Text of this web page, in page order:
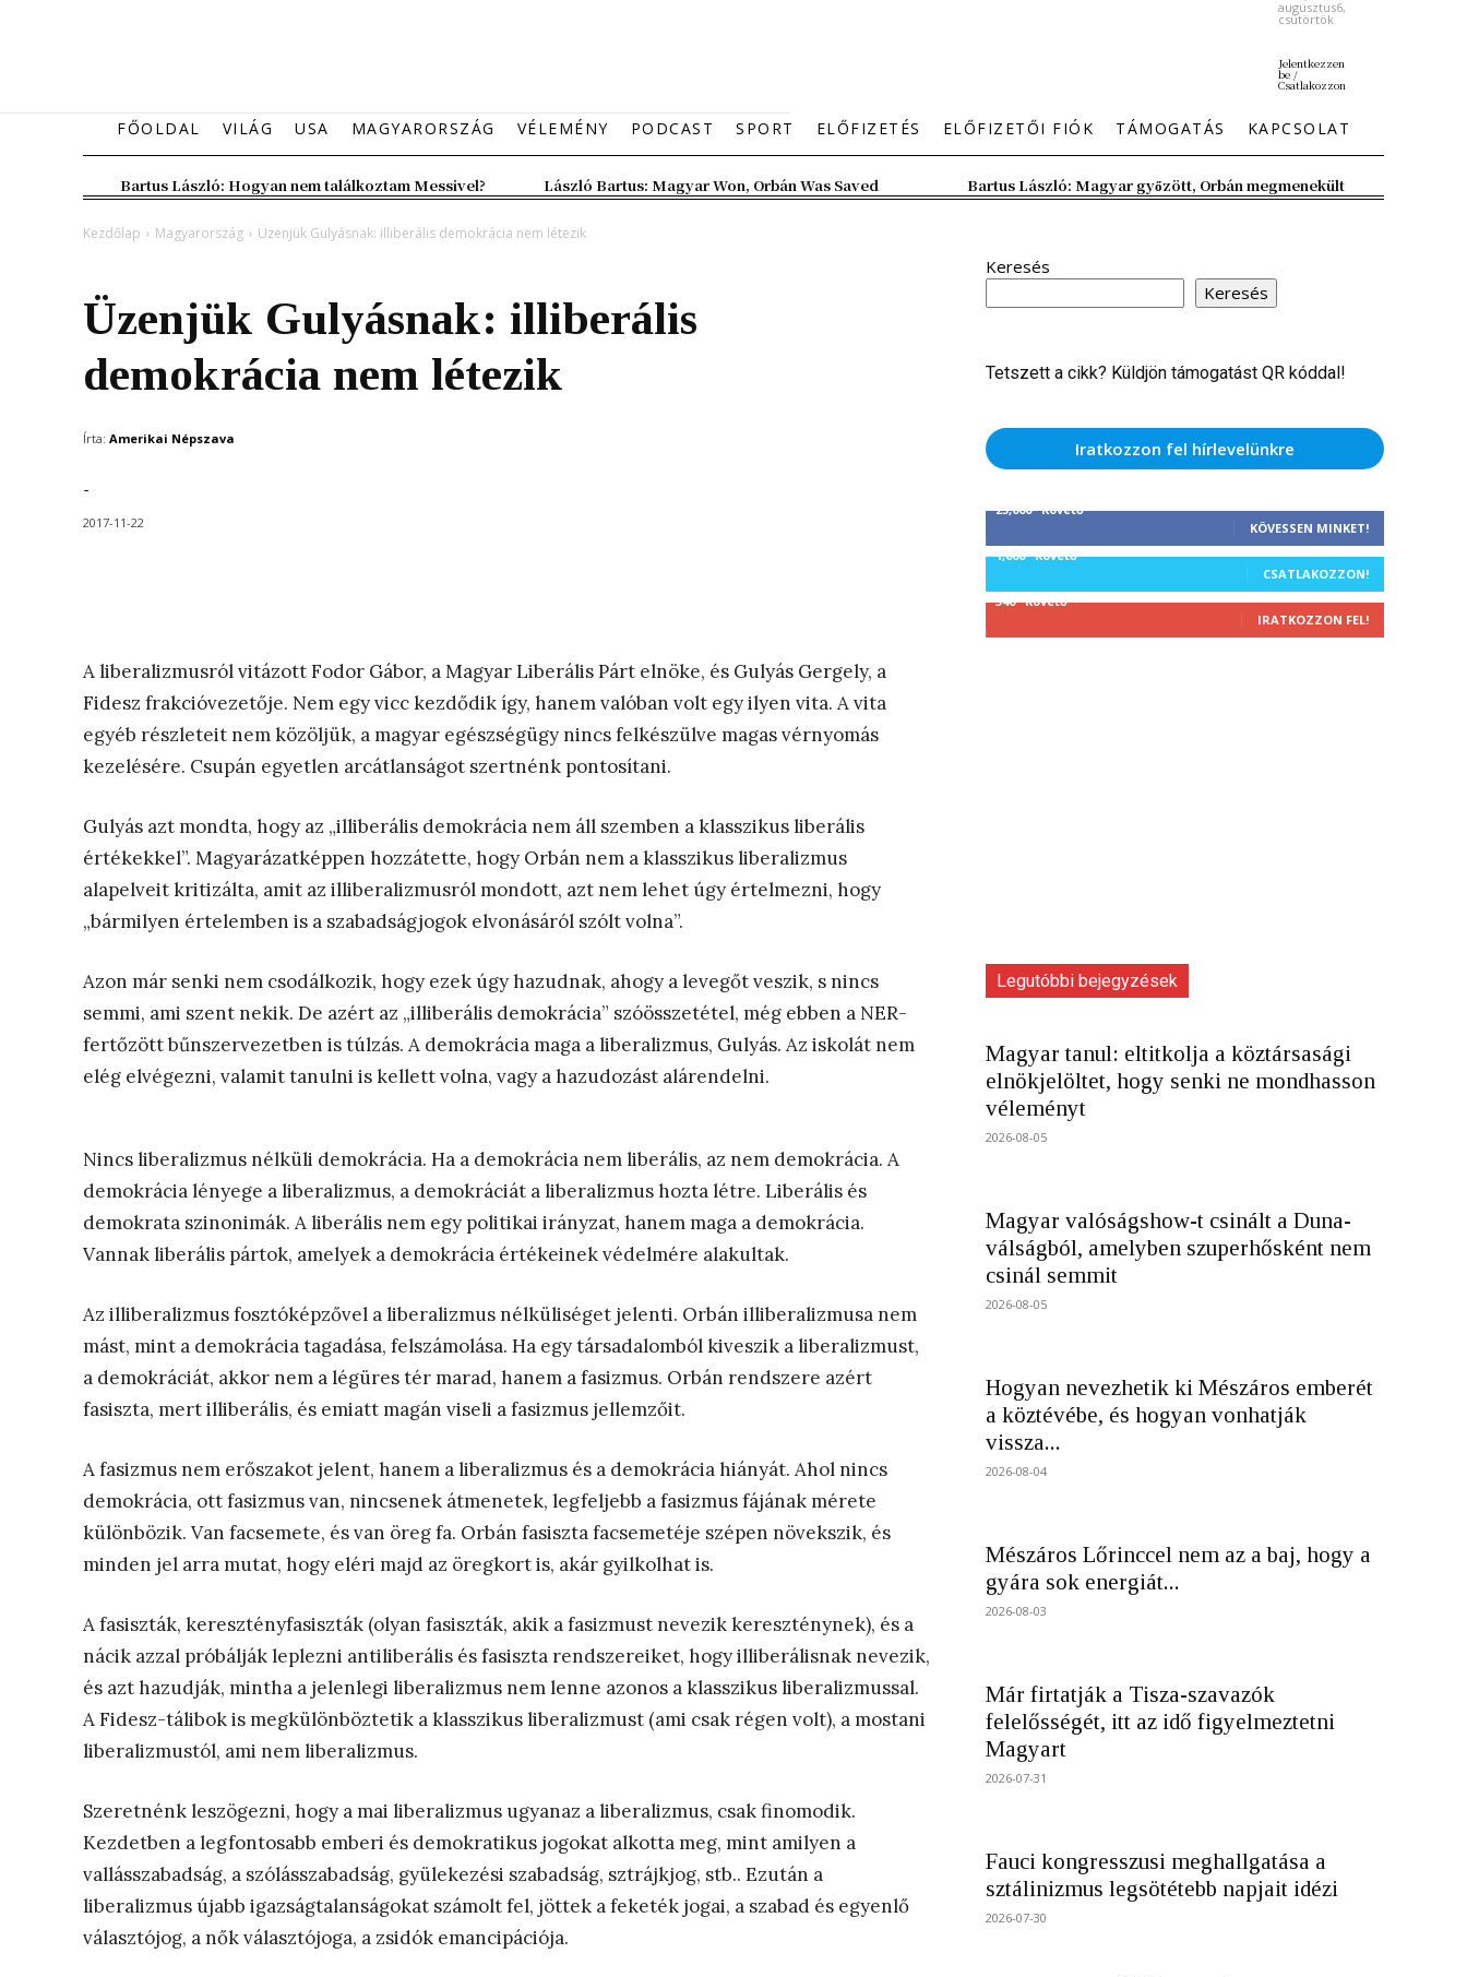
augusztus6,
csütörtök
Jelentkezzen
be /
Csatlakozzon
FŐOLDAL VILÁG USA MAGYARORSZÁG VÉLEMÉNY PODCAST SPORT ELŐFIZETÉS ELŐFIZETŐI FIÓK TÁMOGATÁS KAPCSOLAT
Bartus László: Hogyan nem találkoztam Messivel? László Bartus: Magyar Won, Orbán Was Saved Bartus László: Magyar győzött, Orbán megmenekült
Kezdőlap Magyarország Üzenjük Gulyásnak: illiberális demokrácia nem létezik
Üzenjük Gulyásnak: illiberális
demokrácia nem létezik
Írta: Amerikai Népszava
-
2017-11-22
A liberalizmusról vitázott Fodor Gábor, a Magyar Liberális Párt elnöke, és Gulyás Gergely, a
Fidesz frakcióvezetője. Nem egy vicc kezdődik így, hanem valóban volt egy ilyen vita. A vita
egyéb részleteit nem közöljük, a magyar egészségügy nincs felkészülve magas vérnyomás
kezelésére. Csupán egyetlen arcátlanságot szertnénk pontosítani.
Gulyás azt mondta, hogy az „illiberális demokrácia nem áll szemben a klasszikus liberális
értékekkel”. Magyarázatképpen hozzátette, hogy Orbán nem a klasszikus liberalizmus
alapelveit kritizálta, amit az illiberalizmusról mondott, azt nem lehet úgy értelmezni, hogy
„bármilyen értelemben is a szabadságjogok elvonásáról szólt volna”.
Azon már senki nem csodálkozik, hogy ezek úgy hazudnak, ahogy a levegőt veszik, s nincs
semmi, ami szent nekik. De azért az „illiberális demokrácia” szóösszetétel, még ebben a NER-
fertőzött bűnszervezetben is túlzás. A demokrácia maga a liberalizmus, Gulyás. Az iskolát nem
elég elvégezni, valamit tanulni is kellett volna, vagy a hazudozást alárendelni.
Nincs liberalizmus nélküli demokrácia. Ha a demokrácia nem liberális, az nem demokrácia. A
demokrácia lényege a liberalizmus, a demokráciát a liberalizmus hozta létre. Liberális és
demokrata szinonimák. A liberális nem egy politikai irányzat, hanem maga a demokrácia.
Vannak liberális pártok, amelyek a demokrácia értékeinek védelmére alakultak.
Az illiberalizmus fosztóképzővel a liberalizmus nélküliséget jelenti. Orbán illiberalizmusa nem
mást, mint a demokrácia tagadása, felszámolása. Ha egy társadalomból kiveszik a liberalizmust,
a demokráciát, akkor nem a légüres tér marad, hanem a fasizmus. Orbán rendszere azért
fasiszta, mert illiberális, és emiatt magán viseli a fasizmus jellemzőit.
A fasizmus nem erőszakot jelent, hanem a liberalizmus és a demokrácia hiányát. Ahol nincs
demokrácia, ott fasizmus van, nincsenek átmenetek, legfeljebb a fasizmus fájának mérete
különbözik. Van facsemete, és van öreg fa. Orbán fasiszta facsemetéje szépen növekszik, és
minden jel arra mutat, hogy eléri majd az öregkort is, akár gyilkolhat is.
A fasiszták, keresztényfasiszták (olyan fasiszták, akik a fasizmust nevezik kereszténynek), és a
nácik azzal próbálják leplezni antiliberális és fasiszta rendszereiket, hogy illiberálisnak nevezik,
és azt hazudják, mintha a jelenlegi liberalizmus nem lenne azonos a klasszikus liberalizmussal.
A Fidesz-tálibok is megkülönböztetik a klasszikus liberalizmust (ami csak régen volt), a mostani
liberalizmustól, ami nem liberalizmus.
Szeretnénk leszögezni, hogy a mai liberalizmus ugyanaz a liberalizmus, csak finomodik.
Kezdetben a legfontosabb emberi és demokratikus jogokat alkotta meg, mint amilyen a
vallásszabadság, a szólásszabadság, gyülekezési szabadság, sztrájkjog, stb.. Ezután a
liberalizmus újabb igazságtalanságokat számolt fel, jöttek a feketék jogai, a szabad és egyenlő
választójog, a nők választójoga, a zsidók emancipációja.
Keresés
Keresés
Tetszett a cikk? Küldjön támogatást QR kóddal!
Iratkozzon fel hírlevelünkre
25,000 Követő
KÖVESSEN MINKET!
1,000 Követő
CSATLAKOZZON!
340 Követő
IRATKOZZON FEL!
Legutóbbi bejegyzések
Magyar tanul: eltitkolja a köztársasági
elnökjelöltet, hogy senki ne mondhasson
véleményt
2026-08-05
Magyar valóságshow-t csinált a Duna-
válságból, amelyben szuperhősként nem
csinál semmit
2026-08-05
Hogyan nevezhetik ki Mészáros emberét
a köztévébe, és hogyan vonhatják
vissza...
2026-08-04
Mészáros Lőrinccel nem az a baj, hogy a
gyára sok energiát...
2026-08-03
Már firtatják a Tisza-szavazók
felelősségét, itt az idő figyelmeztetni
Magyart
2026-07-31
Fauci kongresszusi meghallgatása a
sztálinizmus legsötétebb napjait idézi
2026-07-30